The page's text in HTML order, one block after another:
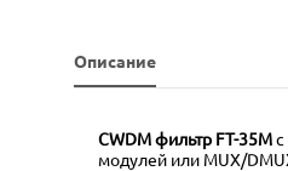
Описание
CWDM фильтр FT-35М
модулей или MUX/